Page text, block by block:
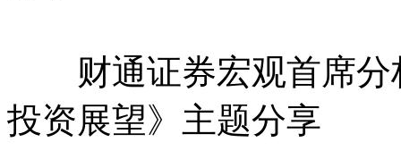
财通证券宏观首席分
投资展望》主题分享